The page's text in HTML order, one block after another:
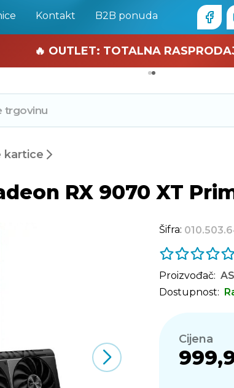
Kontakt B2B ponuda
🏄 Zaslužuješ odmor —❯
🔥 OUTLET: TOTALNA
kartice
RX 9070 XT
Šifra:
Proizvođač:
Dostupnost:
Cijena